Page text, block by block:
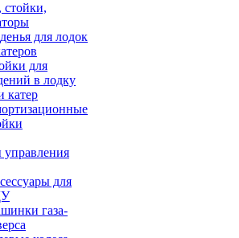
стойки,
для лодок
для
в лодку
катер
для
газа-